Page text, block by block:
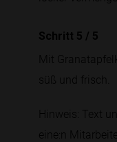
Schritt 5 / 5
Mit
süß und frisch.
Hinweis: Text
eine:n